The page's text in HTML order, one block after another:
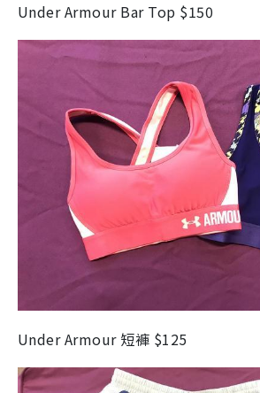
Under Armour Bar Top $150
Under Armour 短褲 $125